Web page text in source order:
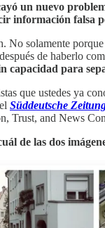
un nuevo
información falsa
No solamente
de haberlo
capacidad para
que ustedes ya
Süddeutsche
Trust, and News
de las dos